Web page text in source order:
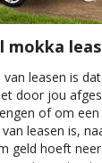
mokka
leasen is
door jou
of om
leasen is,
geld hoeft